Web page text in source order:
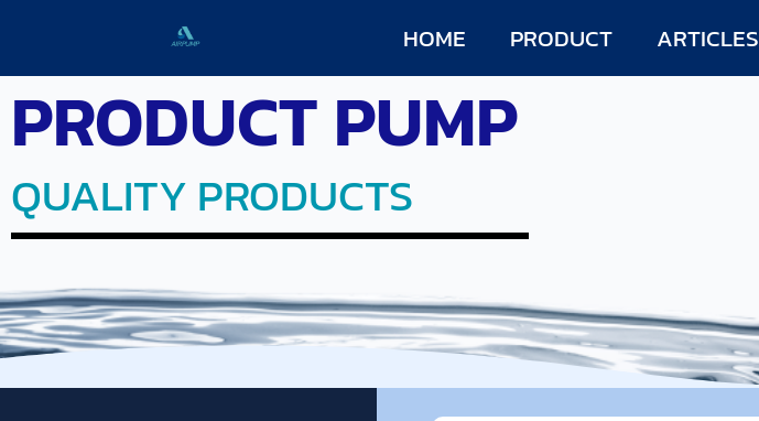
HOME PRODUCT ARTICLES
PRODUCT PUMP
QUALITY PRODUCTS